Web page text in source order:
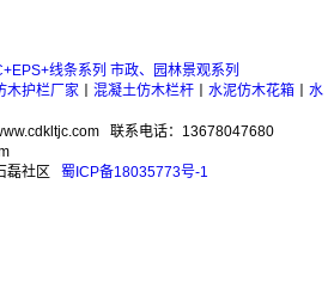
线条系列 市政、园林景观系列
木护栏厂家 混凝土仿木栏杆 水泥仿木花箱
水
联系电话： 13678047680
磊社区 蜀ICP备18035773号-1